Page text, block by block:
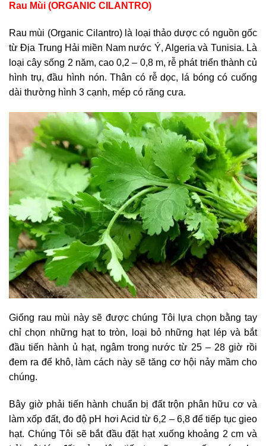
Rau Mùi (ORGANIC CILANTRO)
Rau mùi (Organic Cilantro) là loại thảo dược có nguồn gốc
từ Địa Trung Hải miền Nam nước Ý, Algeria và Tunisia. Là
loại cây sống 2 năm, cao 0,2 – 0,8 m, rễ phát triển thành củ
hình trụ, đầu hình nón. Thân có rễ dọc, lá bóng có cuống
dài thường hình 3 cạnh, mép có răng cưa.
Giống rau mùi này sẽ được chúng Tôi lựa chọn bằng tay
chỉ chọn những hạt to tròn, loại bỏ những hạt lép và bắt
đầu tiến hành ủ hạt, ngâm trong nước từ 25 – 28 giờ rồi
đem ra để khô, làm cách này sẽ tăng cơ hội nảy mầm cho
chúng.
Bây giờ phải tiến hành chuẩn bị đất trộn phân hữu cơ và
làm xốp đất, đo độ pH hơi Acid từ 6,2 – 6,8 để tiếp tục gieo
hạt. Chúng Tôi sẽ bắt đầu đặt hạt xuống khoảng 2 cm và